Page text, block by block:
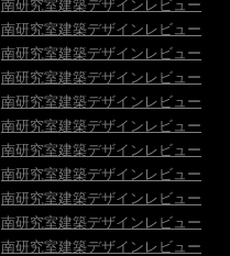
南研究室建築デザインレビュー
南研究室建築デザインレビュー
南研究室建築デザインレビュー
南研究室建築デザインレビュー
南研究室建築デザインレビュー
南研究室建築デザインレビュー
南研究室建築デザインレビュー
南研究室建築デザインレビュー
南研究室建築デザインレビュー
南研究室建築デザインレビュー
南研究室建築デザインレビュー